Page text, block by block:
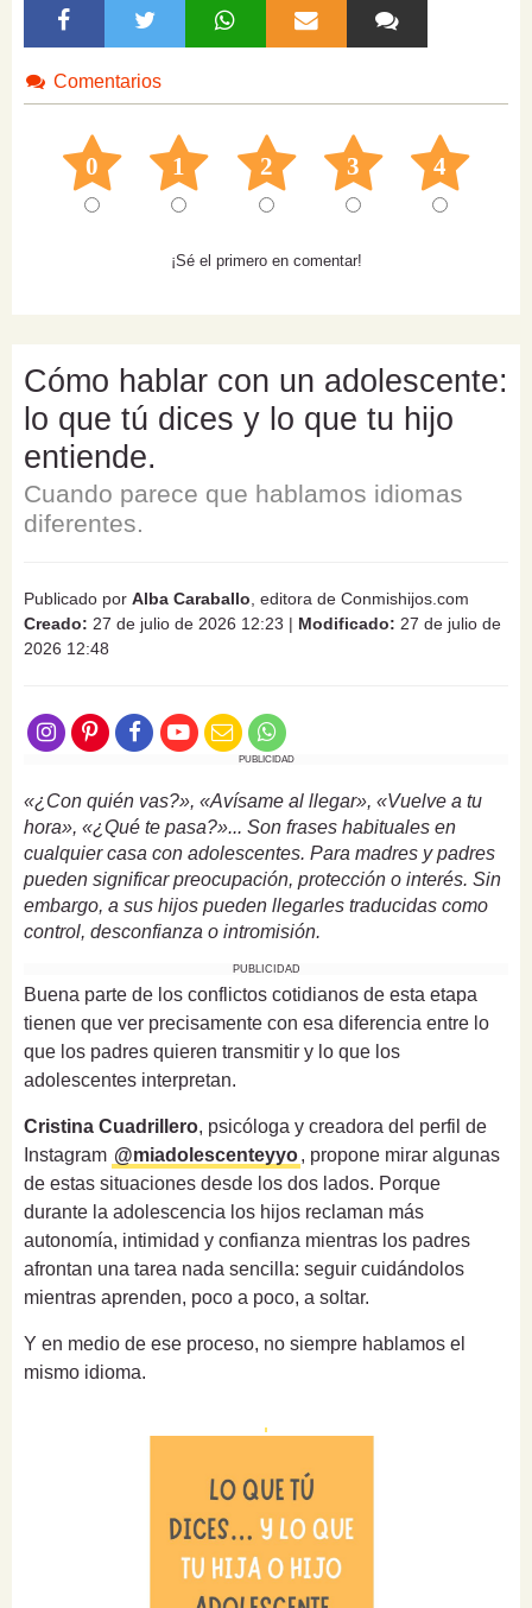
Comentarios
0 1 2 3 4
¡Sé el primero en comentar!
Cómo hablar con un adolescente:
lo que tú dices y lo que tu hijo
entiende.
Cuando parece que hablamos idiomas
diferentes.
Publicado por Alba Caraballo , editora de Conmishijos.com
Creado: 27 de julio de 2026 12:23 | Modificado: 27 de julio de
2026 12:48
PUBLICIDAD
«¿Con quién vas?», «Avísame al llegar», «Vuelve a tu
hora», «¿Qué te pasa?»... Son frases habituales en
cualquier casa con adolescentes. Para madres y padres
pueden significar preocupación, protección o interés. Sin
embargo, a sus hijos pueden llegarles traducidas como
control, desconfianza o intromisión.
PUBLICIDAD
Buena parte de los conflictos cotidianos de esta etapa
tienen que ver precisamente con esa diferencia entre lo
que los padres quieren transmitir y lo que los
adolescentes interpretan.
Cristina Cuadrillero, psicóloga y creadora del perfil de
Instagram @miadolescenteyyo, propone mirar algunas
de estas situaciones desde los dos lados. Porque
durante la adolescencia los hijos reclaman más
autonomía, intimidad y confianza mientras los padres
afrontan una tarea nada sencilla: seguir cuidándolos
mientras aprenden, poco a poco, a soltar.
Y en medio de ese proceso, no siempre hablamos el
mismo idioma.